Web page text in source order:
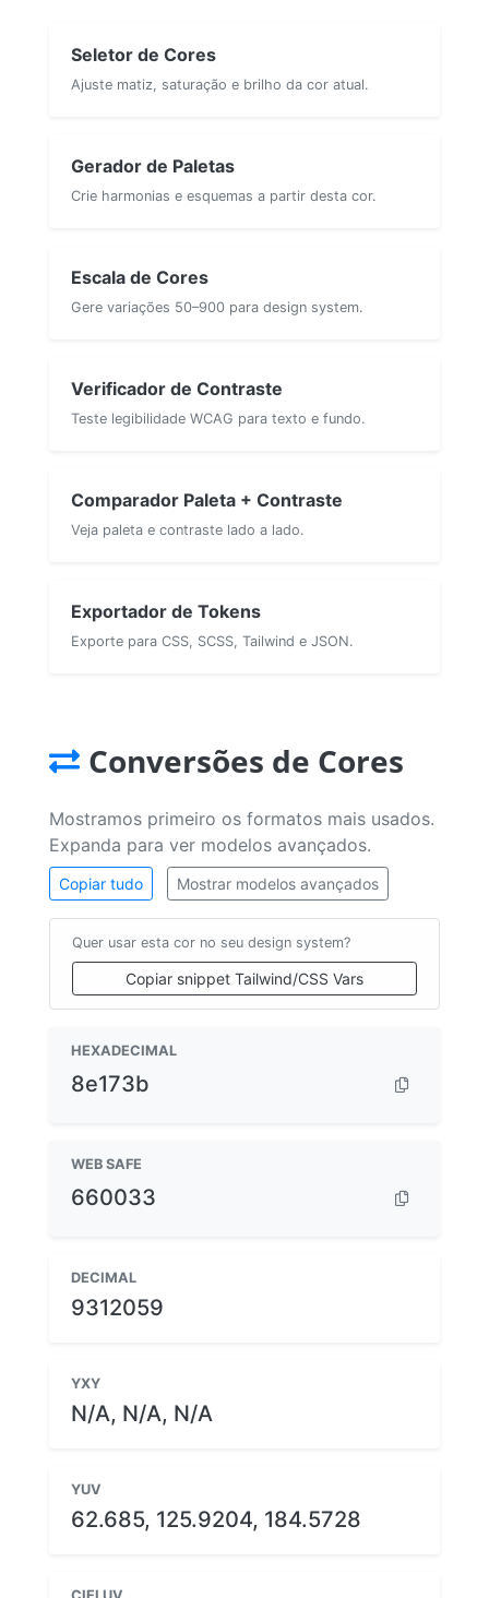
Seletor de Cores
Ajuste matiz, saturação e brilho da cor atual.
Gerador de Paletas
Crie harmonias e esquemas a partir desta cor.
Escala de Cores
Gere variações 50–900 para design system.
Verificador de Contraste
Teste legibilidade WCAG para texto e fundo.
Comparador Paleta + Contraste
Veja paleta e contraste lado a lado.
Exportador de Tokens
Exporte para CSS, SCSS, Tailwind e JSON.
Conversões de Cores
Mostramos primeiro os formatos mais usados.
Expanda para ver modelos avançados.
Copiar tudo Mostrar modelos avançados
Quer usar esta cor no seu design system?
Copiar snippet Tailwind/CSS Vars
HEXADECIMAL
8e173b
WEB SAFE
660033
DECIMAL
9312059
YXY
N/A, N/A, N/A
YUV
62.685, 125.9204, 184.5728
CIELUV